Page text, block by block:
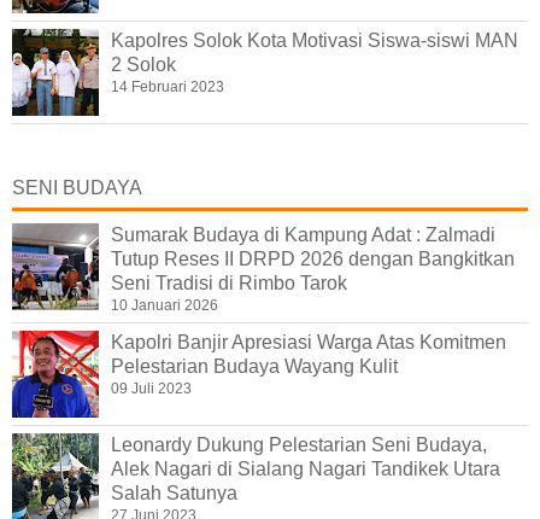
Kapolres Solok Kota Motivasi Siswa-siswi MAN
2 Solok
14 Februari 2023
SENI BUDAYA
Sumarak Budaya di Kampung Adat : Zalmadi
Tutup Reses II DRPD 2026 dengan Bangkitkan
Seni Tradisi di Rimbo Tarok
10 Januari 2026
Kapolri Banjir Apresiasi Warga Atas Komitmen
Pelestarian Budaya Wayang Kulit
09 Juli 2023
Leonardy Dukung Pelestarian Seni Budaya,
Alek Nagari di Sialang Nagari Tandikek Utara
Salah Satunya